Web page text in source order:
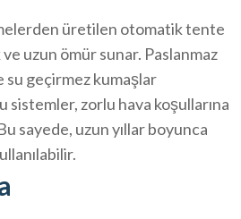
üretilen otomatik tente
ve uzun ömür sunar. Paslanmaz
geçirmez kumaşlar
sistemler, zorlu hava koşullarına
sayede, uzun yıllar boyunca